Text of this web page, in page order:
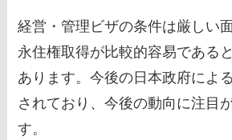
経営・管理ビザの条件は厳しい
永住権取得が比較的容易である
あります。今後の日本政府によ
されており、今後の動向に注目
す。